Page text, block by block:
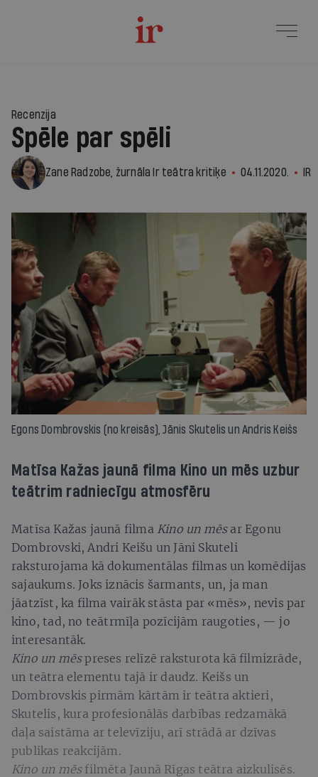
Recenzija
Spēle par spēli
Zane Radzobe, žurnāla Ir teātra kritiķe 04.11.2020. IR
Egons Dombrovskis (no kreisās), Jānis Skutelis un Andris Keišs
Matīsa Kažas jaunā filma Kino un mēs uzbur
teātrim radniecīgu atmosfēru
Matīsa Kažas jaunā filma Kino un mēs ar Egonu
Dombrovski, Andri Keišu un Jāni Skuteli
raksturojama kā dokumentālas filmas un komēdijas
sajaukums. Joks iznācis šarmants, un, ja man
jāatzīst, ka filma vairāk stāsta par «mēs», nevis par
kino, tad, no teātrmīļa pozīcijām raugoties, — jo
interesantāk.
Kino un mēspreses relīzē raksturota kā filmizrāde,
un teātra elementu tajā ir daudz. Keišs un
Dombrovskis pirmām kārtām ir teātra aktieri,
Skutelis, kura profesionālās darbības redzamākā
daļa saistāma ar televīziju, arī strādā ar dzīvas
publikas reakcijām.
Kino un mēs filmēta Jaunā Rīgas teātra aizkulisēs.